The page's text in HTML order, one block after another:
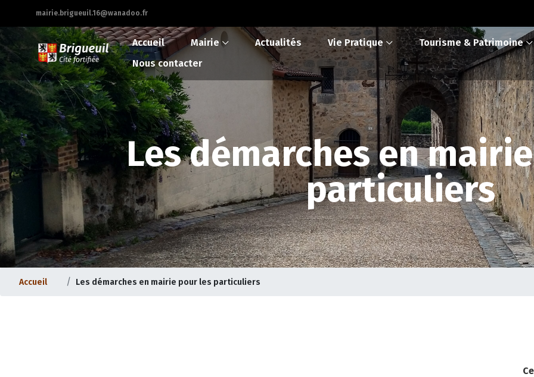
mairie.brigueuil.16@wanadoo.fr
Accueil Mairie Actualités Vie Pratique Tourisme & Patrimoine
Nous contacter
Les démarches en
particuliers
Accueil Les démarches en mairie pour les particuliers